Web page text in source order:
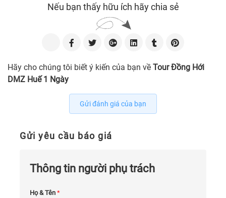
Nếu bạn thấy hữu ích hãy chia sẻ
Hãy cho chúng tôi biết ý kiến của bạn về Tour Đồng Hới
DMZ Huế 1 Ngày
Gửi đánh giá của bạn
Gửi yêu cầu báo giá
Thông tin người phụ trách
Họ & Tên *